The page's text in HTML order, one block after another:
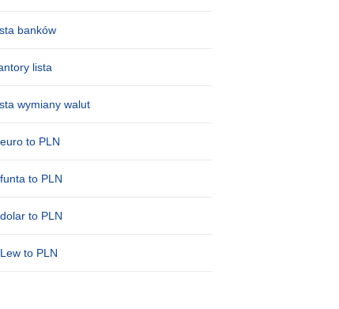
banków
lista
wymiany walut
to PLN
to PLN
to PLN
to PLN